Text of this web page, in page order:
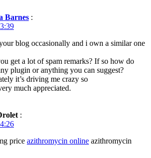
Barnes :
blog occasionally and i own a similar one
get a lot of spam remarks? If so how do
plugin or anything you can suggest?
it’s driving me crazy so
much appreciated.
:
price azithromycin online azithromycin